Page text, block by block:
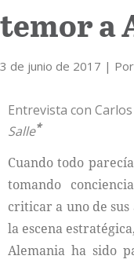
Internacional
Cultura
temor a
3 de junio de 2017 | Por
Entrevista con
Salle*
Cuando todo
tomando
criticar a uno de
la escena
Alemania ha sido